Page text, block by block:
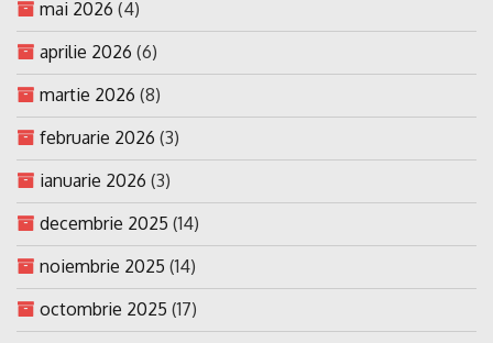
mai 2026 (4)
aprilie 2026 (6)
martie 2026 (8)
februarie 2026 (3)
ianuarie 2026 (3)
decembrie 2025 (14)
noiembrie 2025 (14)
octombrie 2025 (17)